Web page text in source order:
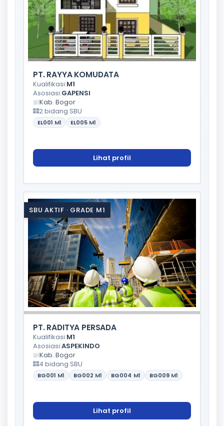
PT. RAYYA KOMUDATA
Kualifikasi:M1
Asosiasi:GAPENSI
Kab. Bogor
2 bidang SBU
EL001 M1 EL005 M1
Lihat profil
SBU AKTIF · GRADE M1
PT. RADITYA PERSADA
Kualifikasi:M1
Asosiasi:ASPEKINDO
Kab. Bogor
4 bidang SBU
BG001 M1 BG002 M1 BG004 M1 BG009 M1
Lihat profil